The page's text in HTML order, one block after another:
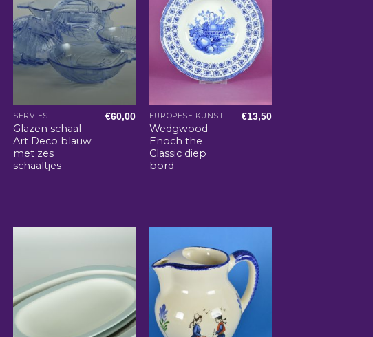
SERVIES
Glazen schaal
Art Deco blauw
met zes
schaaltjes
€60,00 EUROPESE KUNST
Wedgwood
Enoch the
Classic diep
bord
€13,50